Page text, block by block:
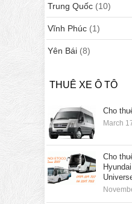
Trung Quốc (10)
Vĩnh Phúc (1)
Yên Bái (8)
THUÊ XE Ô TÔ
Cho
March
Cho